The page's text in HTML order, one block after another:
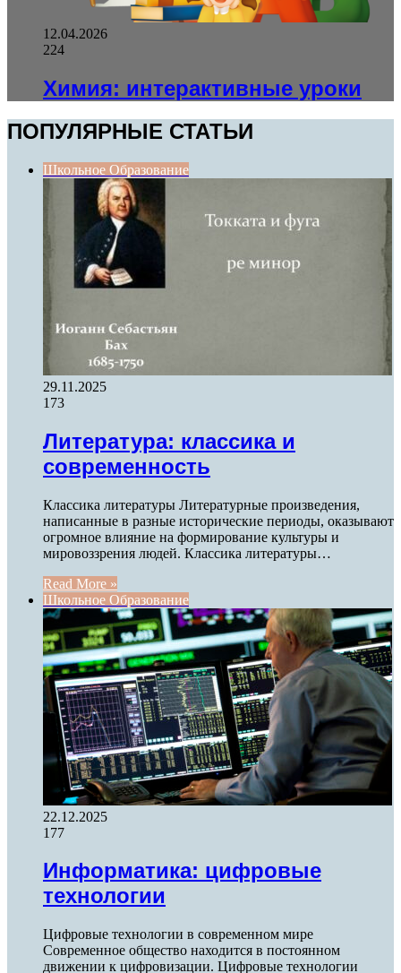
12.04.2026
224
Химия: интерактивные уроки
ПОПУЛЯРНЫЕ СТАТЬИ
Школьное Образование
29.11.2025
173
Литература: классика и
современность
Классика литературы Литературные произведения,
написанные в разные исторические периоды, оказывают
огромное влияние на формирование культуры и
мировоззрения людей. Классика литературы…
Read More »
Школьное Образование
22.12.2025
177
Информатика: цифровые
технологии
Цифровые технологии в современном мире
Современное общество находится в постоянном
движении к цифровизации. Цифровые технологии